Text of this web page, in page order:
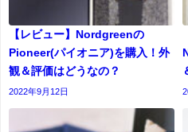
【レビュー】Nordgreenの
Pioneer(パイオニア)を購入！外
観＆評価はどうなの？
2022年9月12日